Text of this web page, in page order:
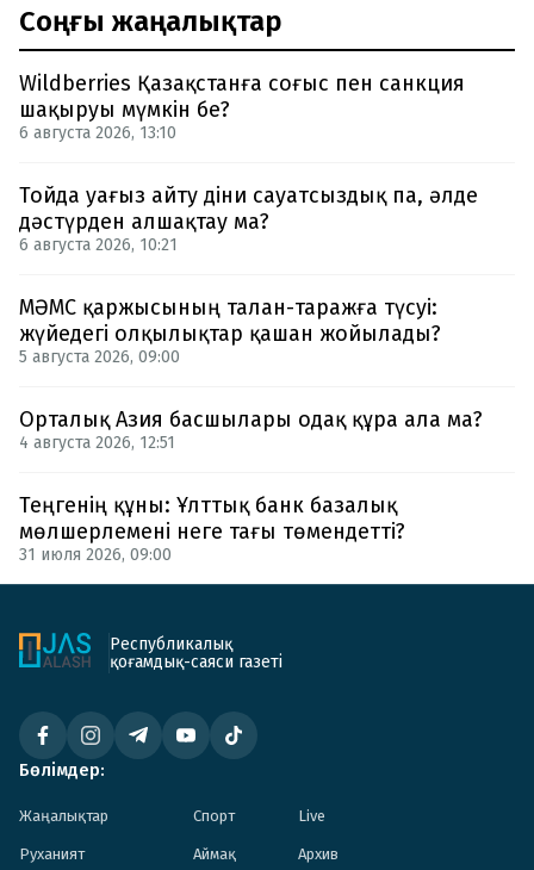
Соңғы жаңалықтар
Wildberries Қазақстанға соғыс пен санкция
шақыруы мүмкін бе?
6 августа 2026, 13:10
Тойда уағыз айту діни сауатсыздық па, әлде
дәстүрден алшақтау ма?
6 августа 2026, 10:21
МӘМС қаржысының талан-таражға түсуі:
жүйедегі олқылықтар қашан жойылады?
5 августа 2026, 09:00
Орталық Азия басшылары одақ құра ала ма?
4 августа 2026, 12:51
Теңгенің құны: Ұлттық банк базалық
мөлшерлемені неге тағы төмендетті?
31 июля 2026, 09:00
Республикалық
қоғамдық-саяси газеті
Бөлімдер:
Жаңалықтар Спорт Live
Руханият Аймақ Архив